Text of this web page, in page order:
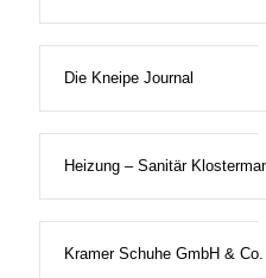
Die Kneipe Journal
Heizung – Sanitär
Kramer Schuhe GmbH &